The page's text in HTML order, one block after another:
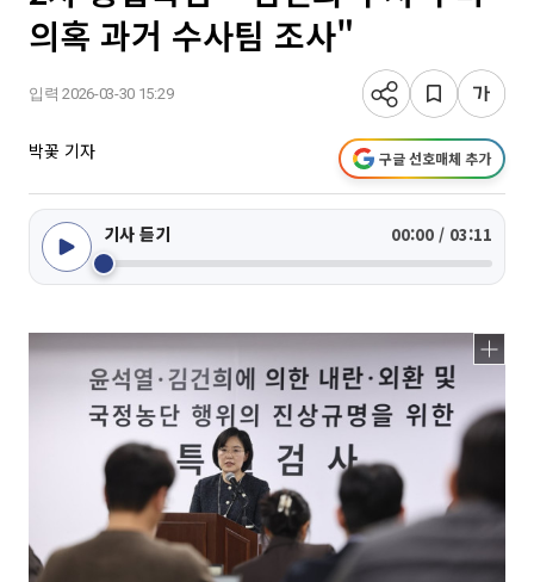
의혹 과거 수사팀 조사"
입력 2026-03-30 15:29
박꽃 기자 구글 선호매체 추가
기사 듣기 00:00 / 03:11